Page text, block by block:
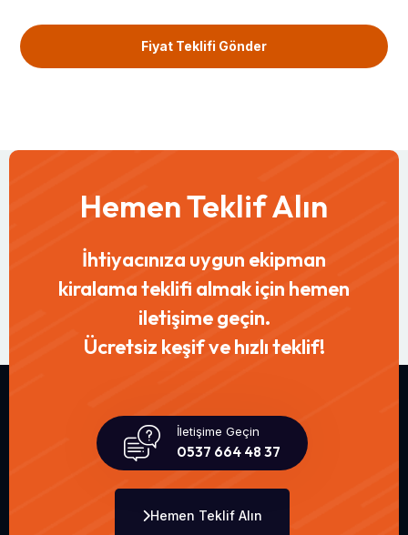
Hemen Teklif Alın
İhtiyacınıza uygun ekipman
kiralama teklifi almak için hemen
iletişime geçin.
Ücretsiz keşif ve hızlı teklif!
0537 664 48 37
İletişime Geçin
Hemen Teklif Alın